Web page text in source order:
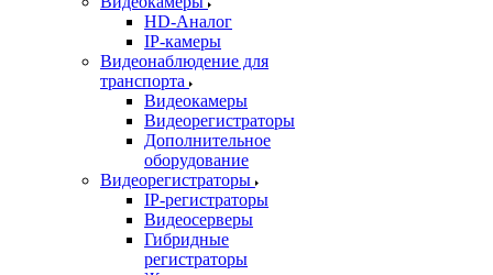
HD-Аналог
IP-камеры
Видеонаблюдение для
транспорта
Видеокамеры
Видеорегистраторы
Дополнительное
оборудование
Видеорегистраторы
IP-регистраторы
Видеосерверы
Гибридные
регистраторы